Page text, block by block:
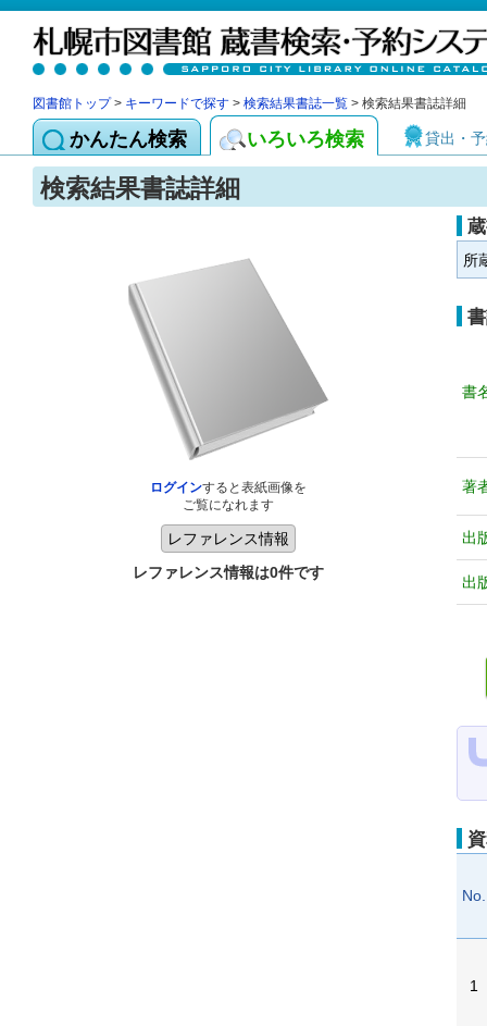
図書館トップ> キーワードで探す > 検索結果書誌一覧 > 検索結果書誌詳細
かんたん検索 いろいろ検索 貸出・
検索結果書誌詳細
ログインすると表紙画像を
ご覧になれます
レファレンス情報は0件です
所
書
著
出
出
No.
1